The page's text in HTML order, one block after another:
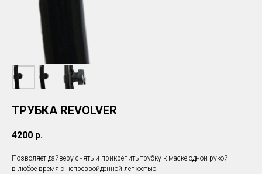
ТРУБКА REVOLVER
4200 р.
Позволяет дайверу снять и прикрепить трубку к маске одной рукой
в любое время с непревзойденной легкостью.